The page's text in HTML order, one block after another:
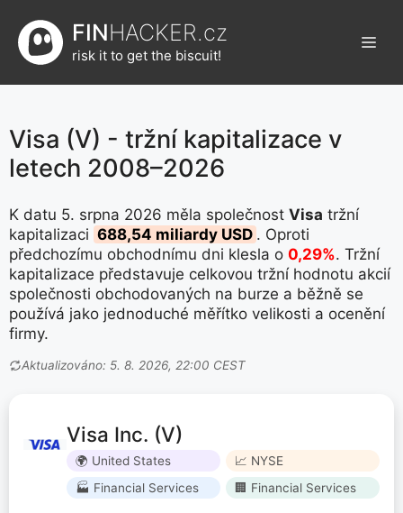
obsah
FINHACKER.cz
risk it to get the biscuit!
Visa (V) - tržní kapitalizace v
letech 2008–2026
K datu 5. srpna 2026 měla společnost Visa tržní
kapitalizaci 688,54 miliardy USD . Oproti
předchozímu obchodnímu dni klesla o 0,29%. Tržní
kapitalizace představuje celkovou tržní hodnotu akcií
společnosti obchodovaných na burze a běžně se
používá jako jednoduché měřítko velikosti a ocenění
firmy.
Aktualizováno: 5. 8. 2026, 22:00 CEST
Visa Inc. (V)
🌍 United States
📈 NYSE
🏭 Financial Services
🏢 Financial Services